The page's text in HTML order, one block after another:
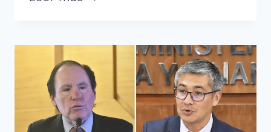
el
Senado
busca
esclarecer